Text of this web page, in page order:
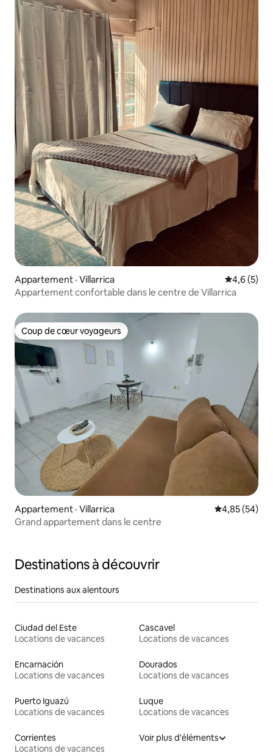
Appartement · Villarrica Note
4,6 (5)
Appartement confortable dans le centre de Villarrica
Coup de cœur voyageurs
Coup de cœur voyageurs
Appartement · Villarrica Note
4,85 (54)
Grand appartement dans le centre
Destinations à découvrir
Destinations aux alentours
Ciudad del Este
Locations de vacances
Cascavel
Locations de vacances
Encarnación
Locations de vacances
Dourados
Locations de vacances
Puerto Iguazú
Locations de vacances
Luque
Locations de vacances
Corrientes
Locations de vacances
Voir plus d'éléments